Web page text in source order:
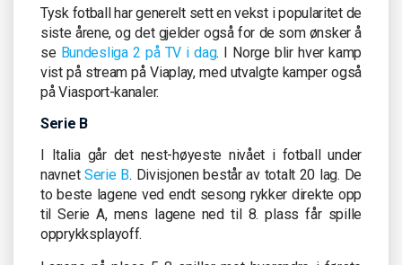
Tysk fotball har generelt sett en vekst i popularitet de
siste årene, og det gjelder også for de som ønsker å
se Bundesliga 2 på TV i dag. I Norge blir hver kamp
vist på stream på Viaplay, med utvalgte kamper også
på Viasport-kanaler.
Serie B
I Italia går det nest-høyeste nivået i fotball under
navnetSerie B. Divisjonen består av totalt 20 lag. De
to beste lagene ved endt sesong rykker direkte opp
til Serie A, mens lagene ned til 8. plass får spille
opprykksplayoff.